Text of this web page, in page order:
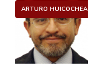
ARTURO HUICOCHEA